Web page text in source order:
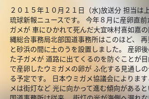
２０１５年１０月２１日（水)放送分 担当は
琉球新報ニュースです。 今年８月に産卵直
ガメが 車にひかれて死んだ大宜味村喜如嘉
縄総合事務局北部国道事務所はこのほど、
と砂浜の間に土のうを設置しました。 産卵
た子ガメが 道路に出てくるのを防ぐことが
で産卵したウミガメの卵が ふ化する見通し
る予定です。 日本ウミガメ協議会によりま
メは街灯など 光に向かって進む傾向がある